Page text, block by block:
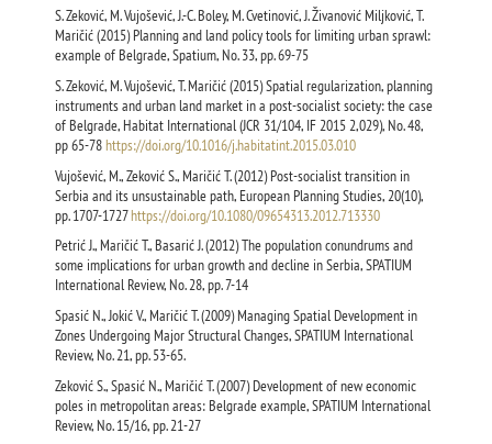
S. Zeković, M. Vujošević, J.-C. Boley, M. Cvetinović, J. Živanović Miljković, T.
Maričić (2015) Planning and land policy tools for limiting urban sprawl:
example of Belgrade, Spatium, No. 33, pp. 69-75
S. Zeković, M. Vujošević, T. Maričić (2015) Spatial regularization, planning
instruments and urban land market in a post-socialist society: the case
of Belgrade, Habitat International (JCR 31/104, IF 2015 2,029), No. 48,
pp 65-78https://doi.org/10.1016/j.habitatint.2015.03.010
Vujošević, M., Zeković S., Maričić T. (2012) Post-socialist transition in
Serbia and its unsustainable path, European Planning Studies, 20(10),
pp. 1707-1727https://doi.org/10.1080/09654313.2012.713330
Petrić Ј., Maričić T., Basarić J. (2012) The population conundrums and
some implications for urban growth and decline in Serbia, SPATIUM
International Review, No. 28, pp. 7-14
Spasić N., Jokić V., Maričić T. (2009) Managing Spatial Development in
Zones Undergoing Major Structural Changes, SPATIUM International
Review, No. 21, pp. 53-65.
Zeković S., Spasić N., Maričić T. (2007) Development of new economic
poles in metropolitan areas: Belgrade example, SPATIUM International
Review, No. 15/16, pp. 21-27